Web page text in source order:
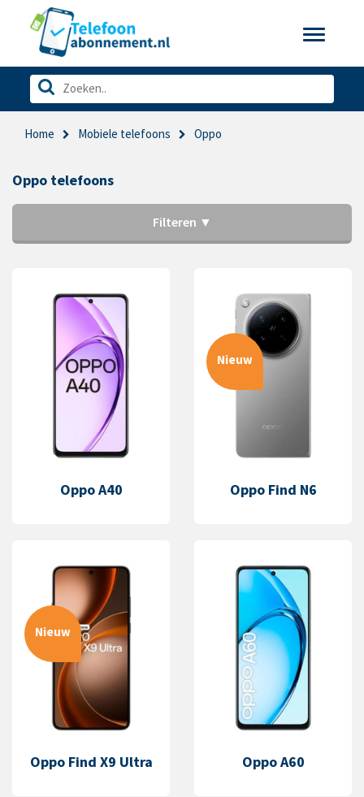
Toggle
Home Mobiele telefoons Oppo
Oppo telefoons
Filteren ▼
Oppo A40
Nieuw
Oppo Find N6
Nieuw
Oppo Find X9 Ultra Oppo A60